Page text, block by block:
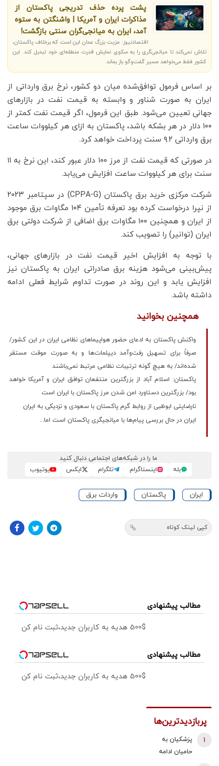
پشت پرده حذف تدریجی پاکستان از
مذاکرات ایران و آمریکا | واشنگتن به ستوه
آمد، ایران به میانجی‌گران سنتی بازگشت!
اقتصادنیوز: مزیت بزرگ عمان این است که برخلاف پاکستان،
تلاش نمی‌کند تا میانجی‌گری را به سکوی نمایش قدرت منطقه‌ای خود تبدیل کند. این
کشور فقط می‌خواهد مسیر گفت‌وگو باز بماند.
بر اساس فرمول توافق‌شده میان دو کشور، نرخ برق وارداتی از
ایران به صورت شناور و وابسته به قیمت نفت در بازارهای
جهانی تعیین می‌شود. طبق این فرمول، اگر قیمت نفت کمتر از
۱۰۰ دلار در هر بشکه باشد، پاکستان به ازای هر کیلووات ساعت
برق وارداتی ۹.۲ سنت پرداخت خواهد کرد.
در صورتی که قیمت نفت از مرز ۱۰۰ دلار عبور کند، این نرخ به ۱۱
سنت برای هر کیلووات ساعت افزایش می‌یابد.
شرکت مرکزی خرید برق پاکستان (CPPA-G) در سپتامبر ۲۰۲۳
از نپرا درخواست کرده بود تعرفه تأمین ۱۰۴ مگاوات برق موجود
از ایران و همچنین ۱۰۰ مگاوات برق اضافی از شرکت دولتی برق
ایران (توانیر) را تصویب کند.
با توجه به افزایش اخیر قیمت نفت در بازارهای جهانی،
پیش‌بینی می‌شود هزینه برق صادراتی ایران به پاکستان نیز
افزایش یابد و این روند در صورت تداوم شرایط فعلی ادامه
داشته باشد.
همچنین بخوانید
واکنش پاکستان به ادعای حضور هواپیماهای نظامی ایران در این کشور/
صرفاً برای تسهیل رفت‌وآمد دیپلمات‌ها و به صورت موقت مستقر
شده‌اند/ به هیچ گونه ترتیبات نظامی مرتبط نمی‌باشند
پاکستان: اسلام آباد از بزرگترین منتفعان توافق ایران و آمریکا خواهد
بود/ بزرگترین دستاورد امن شدن مرز پاکستان با ایران است
نارضایتی ابوظبی از روابط گرم پاکستان با سعودی و نزدیکی به ایران
ایران در حال بررسی پیام‌ها با میانجیگری پاکستان است اما...
ما را در شبکه‌های اجتماعی دنبال کنید
بله
اینستاگرام تلگرام ایکس یوتیوب
ایران پاکستان واردات برق
کپی لینک کوتاه
مطالب پیشنهادی
500$ هدیه به کاربران جدید،ثبت نام کن
مطالب پیشنهادی
500$ هدیه به کاربران جدید،ثبت نام کن
پربازدیدترین‌ها
پزشکیان به
حامیان ادامه
1